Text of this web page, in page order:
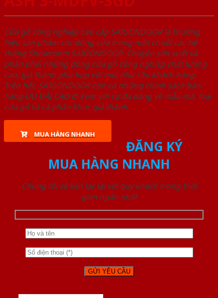
Cửa gỗ công nghiệp cao cấp SAIGONDOOR là thương
hiệu sản phẩm các dòng cửa trong một chuỗi các hệ
thống Showroom SAIGONDOOR. Chuyên sản xuất và
phân phối những dòng cửa gỗ công nghiệp chất lượng
cao, giá thành phù hợp với mọi nhu cầu khách hàng.
Trên hết, SAIGONDOOR còn có những chính sách bán
hàng ƯU ĐÃI CAO đi kèm với sự đa dạng về mẫu mã, loại
cửa gỗ và cả phân khúc giá thành.
MUA HÀNG NHANH
ĐĂNG KÝ
MUA HÀNG NHANH
Chúng tôi sẽ liên lạc lại với quý khách trong thời
gian ngắn nhất